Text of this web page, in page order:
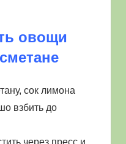
овощи
сок лимона
взбить до